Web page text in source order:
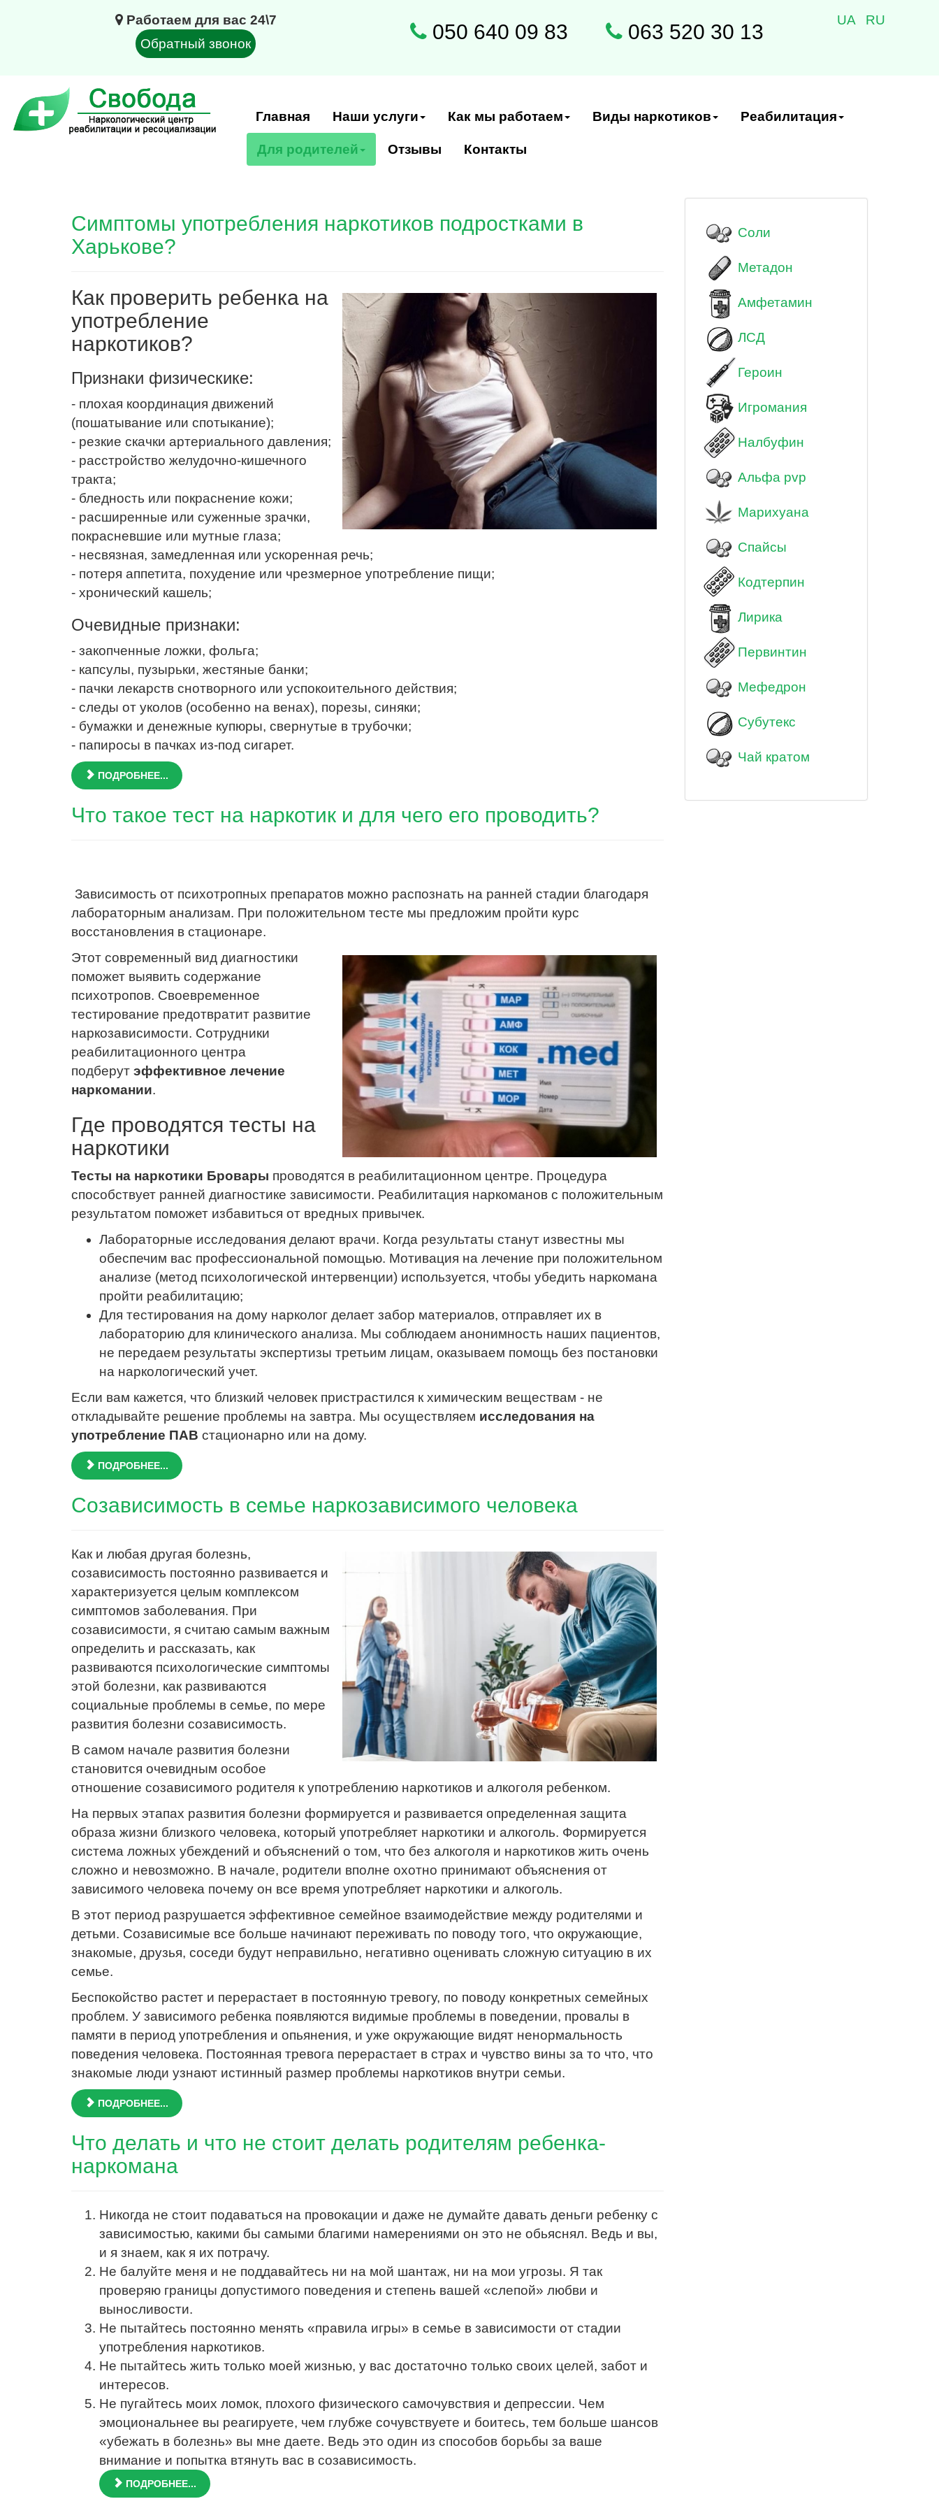
Работаем для вас 24\7
Обратный звонок
050 640 09 83 063 520 30 13
UA RU
Главная Наши услуги Как мы работаем Виды наркотиков Реабилитация
Для родителей Отзывы Контакты
Симптомы употребления наркотиков подростками в
Харькове?
Как проверить ребенка на
употребление
наркотиков?
Признаки физическике:
- плохая координация движений
(пошатывание или спотыкание);
- резкие скачки артериального давления;
- расстройство желудочно-кишечного
тракта;
- бледность или покраснение кожи;
- расширенные или суженные зрачки,
покрасневшие или мутные глаза;
- несвязная, замедленная или ускоренная речь;
- потеря аппетита, похудение или чрезмерное употребление пищи;
- хронический кашель;
Очевидные признаки:
- закопченные ложки, фольга;
- капсулы, пузырьки, жестяные банки;
- пачки лекарств снотворного или успокоительного действия;
- следы от уколов (особенно на венах), порезы, синяки;
- бумажки и денежные купюры, свернутые в трубочки;
- папиросы в пачках из-под сигарет.
ПОДРОБНЕЕ...
Что такое тест на наркотик и для чего его проводить?
Зависимость от психотропных препаратов можно распознать на ранней стадии благодаря
лабораторным анализам. При положительном тесте мы предложим пройти курс
восстановления в стационаре.
Этот современный вид диагностики
поможет выявить содержание
психотропов. Своевременное
тестирование предотвратит развитие
наркозависимости. Сотрудники
реабилитационного центра
подберут эффективное лечение
наркомании.
Где проводятся тесты на
наркотики
Тесты на наркотики Бровары проводятся в реабилитационном центре. Процедура
способствует ранней диагностике зависимости. Реабилитация наркоманов с положительным
результатом поможет избавиться от вредных привычек.
Лабораторные исследования делают врачи. Когда результаты станут известны мы
обеспечим вас профессиональной помощью. Мотивация на лечение при положительном
анализе (метод психологической интервенции) используется, чтобы убедить наркомана
пройти реабилитацию;
Для тестирования на дому нарколог делает забор материалов, отправляет их в
лабораторию для клинического анализа. Мы соблюдаем анонимность наших пациентов,
не передаем результаты экспертизы третьим лицам, оказываем помощь без постановки
на наркологический учет.
Если вам кажется, что близкий человек пристрастился к химическим веществам - не
откладывайте решение проблемы на завтра. Мы осуществляем исследования на
употребление ПАВ стационарно или на дому.
ПОДРОБНЕЕ...
Созависимость в семье наркозависимого человека
Как и любая другая болезнь,
созависимость постоянно развивается и
характеризуется целым комплексом
симптомов заболевания. При
созависимости, я считаю самым важным
определить и рассказать, как
развиваются психологические симптомы
этой болезни, как развиваются
социальные проблемы в семье, по мере
развития болезни созависимость.
В самом начале развития болезни
становится очевидным особое
отношение созависимого родителя к употреблению наркотиков и алкоголя ребенком.
На первых этапах развития болезни формируется и развивается определенная защита
образа жизни близкого человека, который употребляет наркотики и алкоголь. Формируется
система ложных убеждений и объяснений о том, что без алкоголя и наркотиков жить очень
сложно и невозможно. В начале, родители вполне охотно принимают объяснения от
зависимого человека почему он все время употребляет наркотики и алкоголь.
В этот период разрушается эффективное семейное взаимодействие между родителями и
детьми. Созависимые все больше начинают переживать по поводу того, что окружающие,
знакомые, друзья, соседи будут неправильно, негативно оценивать сложную ситуацию в их
семье.
Беспокойство растет и перерастает в постоянную тревогу, по поводу конкретных семейных
проблем. У зависимого ребенка появляются видимые проблемы в поведении, провалы в
памяти в период употребления и опьянения, и уже окружающие видят ненормальность
поведения человека. Постоянная тревога перерастает в страх и чувство вины за то что, что
знакомые люди узнают истинный размер проблемы наркотиков внутри семьи.
ПОДРОБНЕЕ...
Что делать и что не стоит делать родителям ребенка-
наркомана
Никогда не стоит подаваться на провокации и даже не думайте давать деньги ребенку с
зависимостью, какими бы самыми благими намерениями он это не обьяснял. Ведь и вы,
и я знаем, как я их потрачу.
Не балуйте меня и не поддавайтесь ни на мой шантаж, ни на мои угрозы. Я так
проверяю границы допустимого поведения и степень вашей «слепой» любви и
выносливости.
Не пытайтесь постоянно менять «правила игры» в семье в зависимости от стадии
употребления наркотиков.
Не пытайтесь жить только моей жизнью, у вас достаточно только своих целей, забот и
интересов.
Не пугайтесь моих ломок, плохого физического самочувствия и депрессии. Чем
эмоциональнее вы реагируете, чем глубже сочувствуете и боитесь, тем больше шансов
«убежать в болезнь» вы мне даете. Ведь это один из способов борьбы за ваше
внимание и попытка втянуть вас в созависимость.
ПОДРОБНЕЕ...
Соли
Метадон
Амфетамин
ЛСД
Героин
Игромания
Налбуфин
Альфа pvp
Марихуана
Спайсы
Кодтерпин
Лирика
Первинтин
Мефедрон
Субутекс
Чай кратом